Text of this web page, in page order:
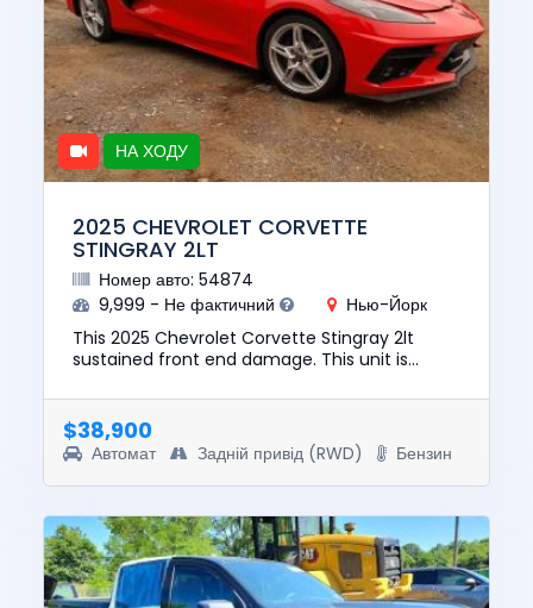
НА ХОДУ
2025 CHEVROLET CORVETTE
STINGRAY 2LT
Номер авто: 54874
9,999 - Не фактичний
Нью-Йорк
This 2025 Chevrolet Corvette Stingray 2lt
sustained front end damage. This unit is
value of this vehicle was...
$38,900
Автомат Задній привід (RWD) Бензин